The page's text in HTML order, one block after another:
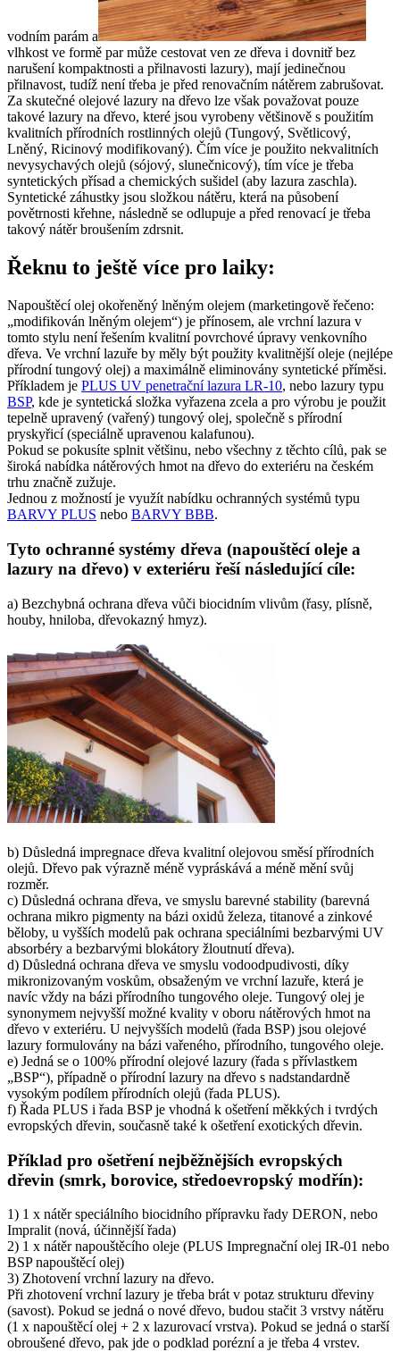
vodním parám a
vlhkost ve formě par může cestovat ven ze dřeva i dovnitř bez
narušení kompaktnosti a přilnavosti lazury), mají jedinečnou
přilnavost, tudíž není třeba je před renovačním nátěrem zabrušovat.
Za skutečné olejové lazury na dřevo lze však považovat pouze
takové lazury na dřevo, které jsou vyrobeny většinově s použitím
kvalitních přírodních rostlinných olejů (Tungový, Světlicový,
Lněný, Ricinový modifikovaný). Čím více je použito nekvalitních
nevysychavých olejů (sójový, slunečnicový), tím více je třeba
syntetických přísad a chemických sušidel (aby lazura zaschla).
Syntetické záhustky jsou složkou nátěru, která na působení
povětrnosti křehne, následně se odlupuje a před renovací je třeba
takový nátěr broušením zdrsnit.
Řeknu to ještě více pro laiky:
Napouštěcí olej okořeněný lněným olejem (marketingově řečeno:
„modifikován lněným olejem“) je přínosem, ale vrchní lazura v
tomto stylu není řešením kvalitní povrchové úpravy venkovního
dřeva. Ve vrchní lazuře by měly být použity kvalitnější oleje (nejlépe
přírodní tungový olej) a maximálně eliminovány syntetické příměsi.
Příkladem je PLUS UV penetrační lazura LR-10, nebo lazury typu
BSP, kde je syntetická složka vyřazena zcela a pro výrobu je použit
tepelně upravený (vařený) tungový olej, společně s přírodní
pryskyřicí (speciálně upravenou kalafunou).
Pokud se pokusíte splnit většinu, nebo všechny z těchto cílů, pak se
široká nabídka nátěrových hmot na dřevo do exteriéru na českém
trhu značně zužuje.
Jednou z možností je využít nabídku ochranných systémů typu
BARVY PLUS nebo BARVY BBB.
Tyto ochranné systémy dřeva (napouštěcí oleje a
lazury na dřevo) v exteriéru řeší následující cíle:
a) Bezchybná ochrana dřeva vůči biocidním vlivům (řasy, plísně,
houby, hniloba, dřevokazný hmyz).
b) Důsledná impregnace dřeva kvalitní olejovou směsí přírodních
olejů. Dřevo pak výrazně méně vypráskává a méně mění svůj
rozměr.
c) Důsledná ochrana dřeva, ve smyslu barevné stability (barevná
ochrana mikro pigmenty na bázi oxidů železa, titanové a zinkové
běloby, u vyšších modelů pak ochrana speciálními bezbarvými UV
absorbéry a bezbarvými blokátory žloutnutí dřeva).
d) Důsledná ochrana dřeva ve smyslu vodoodpudivosti, díky
mikronizovaným voskům, obsaženým ve vrchní lazuře, která je
navíc vždy na bázi přírodního tungového oleje. Tungový olej je
synonymem nejvyšší možné kvality v oboru nátěrových hmot na
dřevo v exteriéru. U nejvyšších modelů (řada BSP) jsou olejové
lazury formulovány na bázi vařeného, přírodního, tungového oleje.
e) Jedná se o 100% přírodní olejové lazury (řada s přívlastkem
„BSP“), případně o přírodní lazury na dřevo s nadstandardně
vysokým podílem přírodních olejů (řada PLUS).
f) Řada PLUS i řada BSP je vhodná k ošetření měkkých i tvrdých
evropských dřevin, současně také k ošetření exotických dřevin.
Příklad pro ošetření nejběžnějších evropských
dřevin (smrk, borovice, středoevropský modřín):
1) 1 x nátěr speciálního biocidního přípravku řady DERON, nebo
Impralit (nová, účinnější řada)
2) 1 x nátěr napouštěcího oleje (PLUS Impregnační olej IR-01 nebo
BSP napouštěcí olej)
3) Zhotovení vrchní lazury na dřevo.
Při zhotovení vrchní lazury je třeba brát v potaz strukturu dřeviny
(savost). Pokud se jedná o nové dřevo, budou stačit 3 vrstvy nátěru
(1 x napouštěcí olej + 2 x lazurovací vrstva). Pokud se jedná o starší
obroušené dřevo, pak jde o podklad porézní a je třeba 4 vrstev.